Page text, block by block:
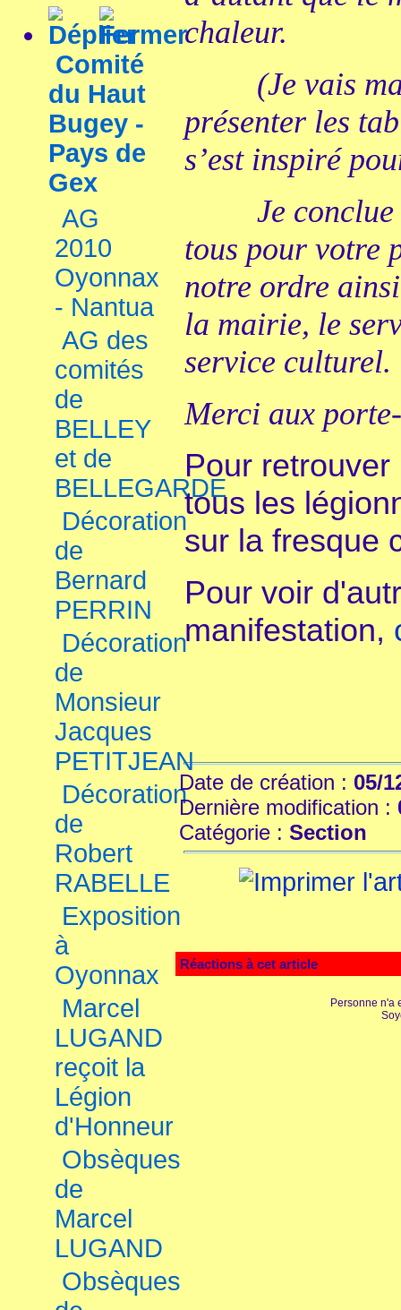
Comité
du Haut
Bugey -
Pays de
Gex
AG
2010
Oyonnax
- Nantua
AG des
comités
de
BELLEY
et de
BELLEGARDE
Décoration
de
Bernard
PERRIN
Décoration
de
Monsieur
Jacques
PETITJEAN
Décoration
de
Robert
RABELLE
Exposition
à
Oyonnax
Marcel
LUGAND
reçoit la
Légion
d'Honneur
Obsèques
de
Marcel
LUGAND
Obsèques
chaleur.
(Je vais
présenter les
s’est inspiré
Je conclue
tous pour votre
notre ordre
la mairie, le
service culturel.
Merci aux
Pour
tous les
sur la fresque
Pour voir
manifestation,
Date de création : 05/
Dernière modification :
Catégorie : Section
Réactions à cet article
Personne n'a